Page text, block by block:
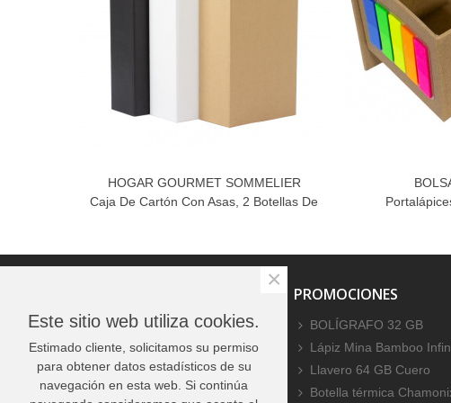
HOGAR GOURMET SOMMELIER
Caja De Cartón Con Asas, 2 Botellas De
No hay productos
PROMOCIONES
BOLÍGRAFO 32 GB
Lápiz Mina Bamboo
Llavero 64 GB Cuero
Botella térmica
Este sitio web utiliza cookies.
Estimado cliente, solicitamos su permiso
para obtener datos estadísticos de su
navegación en esta web. Si continúa
×